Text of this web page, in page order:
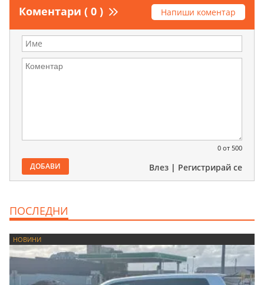
Коментари ( 0 ) Напиши коментар
0 от 500
ДОБАВИ Влез | Регистрирай се
ПОСЛЕДНИ
НОВИНИ